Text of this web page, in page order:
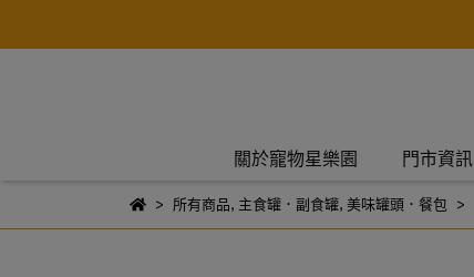
關於寵物星樂園 門市資訊
所有商品, 主食罐．副食罐, 美味罐頭．餐包